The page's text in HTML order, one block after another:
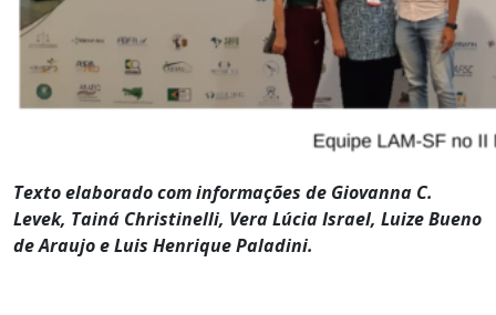
Texto elaborado com informações de Giovanna C.
Levek, Tainá Christinelli, Vera Lúcia Israel, LuizeBueno
de Araujo e Luis Henrique Paladini.